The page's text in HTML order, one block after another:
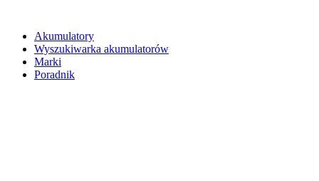
Akumulatory
Wyszukiwarka akumulatorów
Marki
Poradnik